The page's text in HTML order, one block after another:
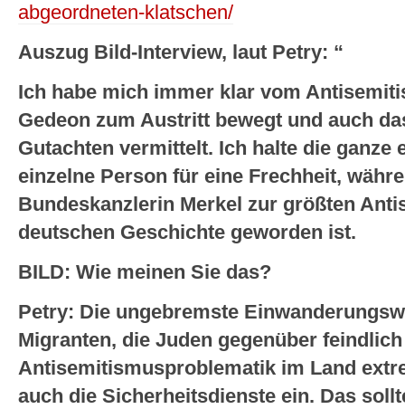
abgeordneten-klatschen/
Auszug Bild-Interview, laut Petry: “
Ich habe mich immer klar vom
Gedeon zum Austritt bewegt und auch
Gutachten vermittelt. Ich halte die ganze
einzelne Person für eine Frechheit,
Bundeskanzlerin Merkel zur größten
deutschen Geschichte geworden ist.
BILD: Wie meinen Sie das?
Petry: Die ungebremste
Migranten, die Juden gegenüber
Antisemitismusproblematik im Land
auch die Sicherheitsdienste ein. Das